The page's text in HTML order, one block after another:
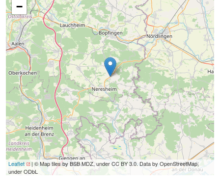
−
Leaflet
| © Map tiles by BSB MDZ, under CC BY 3.0. Data by OpenStreetMap,
under ODbL